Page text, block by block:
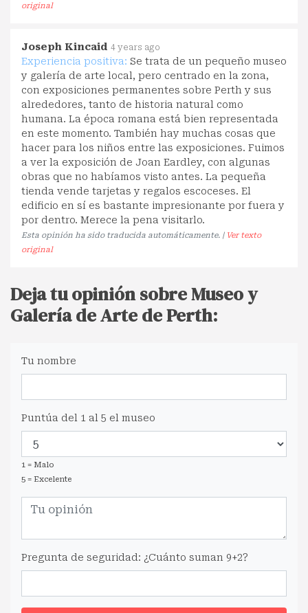
original
Joseph Kincaid 4 years ago
Experiencia positiva: Se trata de un pequeño museo
y galería de arte local, pero centrado en la zona,
con exposiciones permanentes sobre Perth y sus
alrededores, tanto de historia natural como
humana. La época romana está bien representada
en este momento. También hay muchas cosas que
hacer para los niños entre las exposiciones. Fuimos
a ver la exposición de Joan Eardley, con algunas
obras que no habíamos visto antes. La pequeña
tienda vende tarjetas y regalos escoceses. El
edificio en sí es bastante impresionante por fuera y
por dentro. Merece la pena visitarlo.
Esta opinión ha sido traducida automáticamente. | Ver texto
original
Deja tu opinión sobre Museo y
Galería de Arte de Perth:
Tu nombre
Puntúa del 1 al 5 el museo
1 = Malo
5 = Excelente
Pregunta de seguridad: ¿Cuánto suman 9+2?